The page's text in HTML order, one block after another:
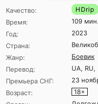
Качество:
HDrip
Время:
109 мин.
Год:
2023
Страна:
Жанр:
Боевик
Перевод:
UA, RU,
Премьера СНГ:
23
Возраст:
18+